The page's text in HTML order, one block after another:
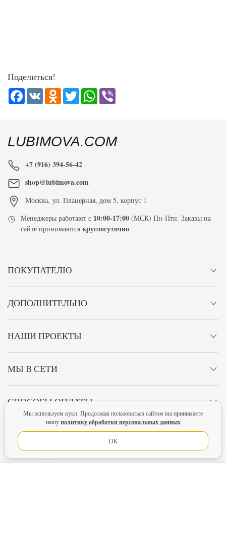
Поделиться!
Facebook
VK Odnoklassniki
TwitterWhatsApp
LUBIMOVA.COM
+7 (916) 394-56-42
shop@lubimova.com
Москва, ул. Планерная, дом 5, корпус 1
Менеджеры работают с 10:00-17:00 (МСК) Пн-Птн. Заказы на
сайте принимаютсякруглосуточно.
ПОКУПАТЕЛЮ
ДОПОЛНИТЕЛЬНО
НАШИ ПРОЕКТЫ
МЫ В СЕТИ
СПОСОБЫ ОПЛАТЫ
ЛИЧНЫЙ КАБИНЕТ
Мы используем куки. Продолжая пользоваться сайтом вы принимаете
нашуполитику обработки персональных данных
ОК